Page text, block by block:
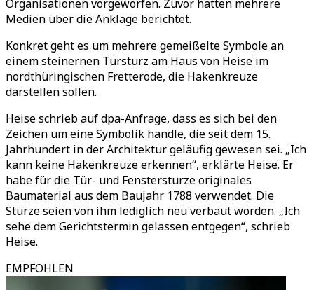
Organisationen vorgeworfen. Zuvor hatten mehrere
Medien über die Anklage berichtet.
Konkret geht es um mehrere gemeißelte Symbole an
einem steinernen Türsturz am Haus von Heise im
nordthüringischen Fretterode, die Hakenkreuze
darstellen sollen.
Heise schrieb auf dpa-Anfrage, dass es sich bei den
Zeichen um eine Symbolik handle, die seit dem 15.
Jahrhundert in der Architektur geläufig gewesen sei. „Ich
kann keine Hakenkreuze erkennen“, erklärte Heise. Er
habe für die Tür- und Fenstersturze originales
Baumaterial aus dem Baujahr 1788 verwendet. Die
Sturze seien von ihm lediglich neu verbaut worden. „Ich
sehe dem Gerichtstermin gelassen entgegen“, schrieb
Heise.
EMPFOHLEN